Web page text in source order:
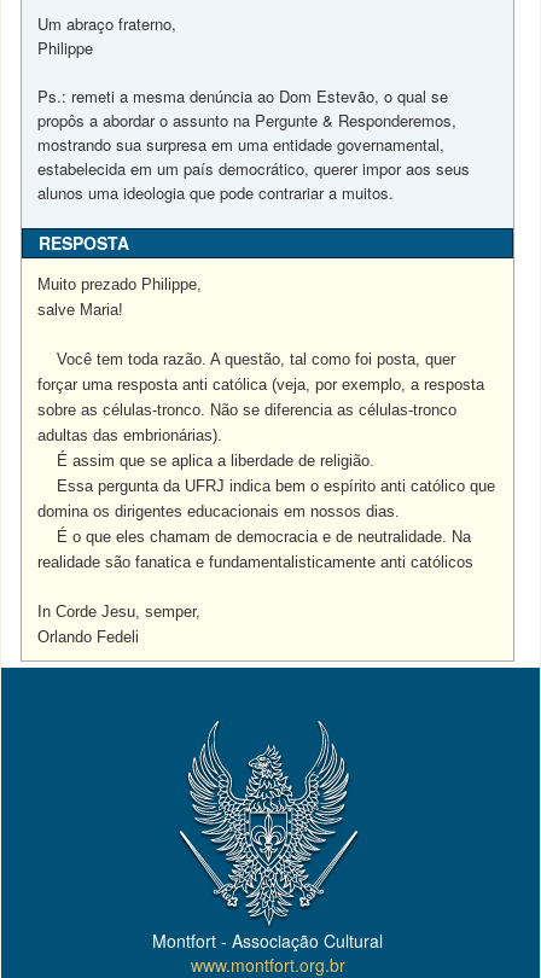
Um abraço fraterno,
Philippe
Ps.: remeti a mesma denúncia ao Dom Estevão, o qual se
propôs a abordar o assunto na Pergunte & Responderemos,
mostrando sua surpresa em uma entidade governamental,
estabelecida em um país democrático, querer impor aos seus
alunos uma ideologia que pode contrariar a muitos.
RESPOSTA
Muito prezado Philippe,
salve Maria!
Você tem toda razão. A questão, tal como foi posta, quer
forçar uma resposta anti católica (veja, por exemplo, a resposta
sobre as células-tronco. Não se diferencia as células-tronco
adultas das embrionárias).
É assim que se aplica a liberdade de religião.
Essa pergunta da UFRJ indica bem o espírito anti católico que
domina os dirigentes educacionais em nossos dias.
É o que eles chamam de democracia e de neutralidade. Na
realidade são fanatica e fundamentalisticamente anti católicos
In Corde Jesu, semper,
Orlando Fedeli
Montfort - Associação Cultural
www.montfort.org.br